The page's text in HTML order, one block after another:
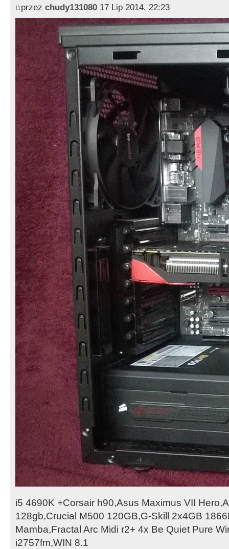
przez chudy131080 17 Lip 2014, 22:23
i5 4690K +Corsair h90,Asus Maximus VII
128gb,Crucial M500 120GB,G-Skill 2x4GB
Mamba,Fractal Arc Midi r2+ 4x Be Quiet Pure
i2757fm,WIN 8.1